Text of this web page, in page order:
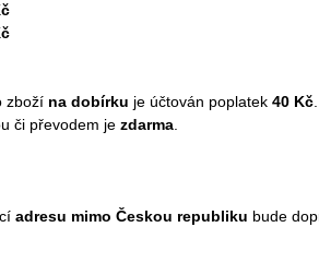
zboží na dobírku je účtován poplatek 40 Kč
či převodem je zdarma
adresu mimo Českou republiku bude